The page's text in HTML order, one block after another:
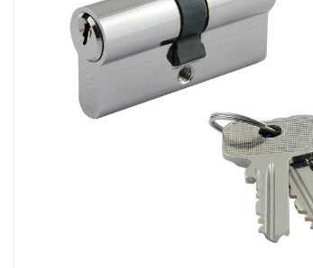
Хозтовары
Электроды и проволока
Хиты продаж